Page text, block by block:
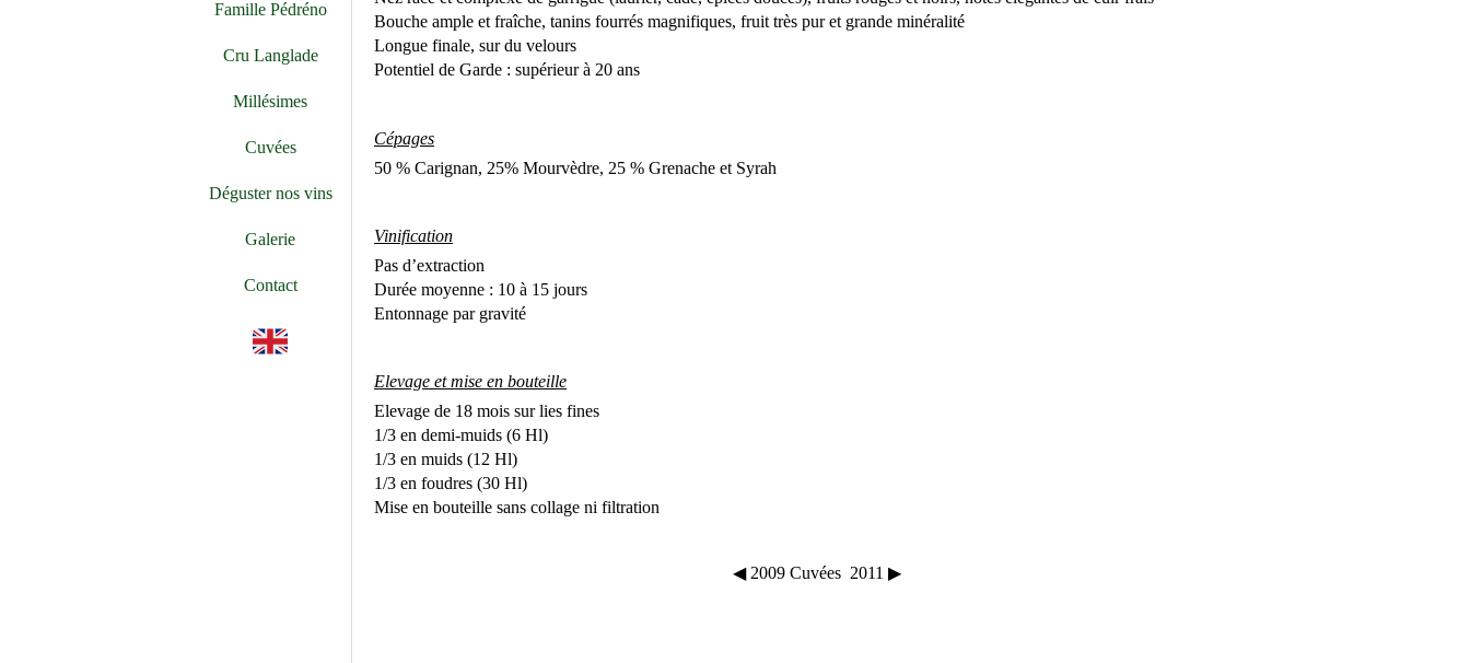
Famille Pédréno
Cru Langlade
Millésimes
Cuvées
Déguster nos vins
Galerie
Contact
🇬🇧
Bouche ample et fraîche, tanins fourrés magnifiques, fruit très pur et grande minéralité
Longue finale, sur du velours
Potentiel de Garde : supérieur à 20 ans
Cépages
50 % Carignan, 25% Mourvèdre, 25 % Grenache et Syrah
Vinification
Pas d’extraction
Durée moyenne : 10 à 15 jours
Entonnage par gravité
Elevage et mise en bouteille
Elevage de 18 mois sur lies fines
1/3 en demi-muids (6 Hl)
1/3 en muids (12 Hl)
1/3 en foudres (30 Hl)
Mise en bouteille sans collage ni filtration
◀ 2009 Cuvées 2011 ▶